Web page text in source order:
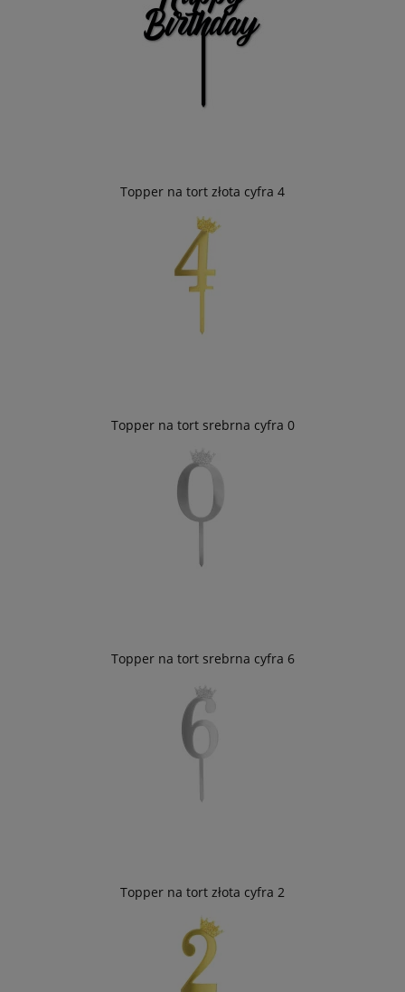
Topper na tort złota cyfra 4
Topper na tort srebrna cyfra 0
Topper na tort srebrna cyfra 6
Topper na tort złota cyfra 2